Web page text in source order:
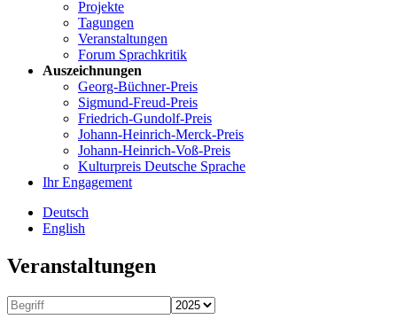
Projekte
Tagungen
Veranstaltungen
Forum Sprachkritik
Auszeichnungen
Georg-Büchner-Preis
Sigmund-Freud-Preis
Friedrich-Gundolf-Preis
Johann-Heinrich-Merck-Preis
Johann-Heinrich-Voß-Preis
Kulturpreis Deutsche Sprache
Ihr Engagement
Deutsch
English
Veranstaltungen